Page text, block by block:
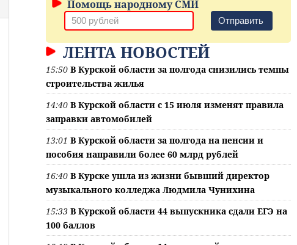
Помощь народному СМИ
Отправить
ЛЕНТА НОВОСТЕЙ
15:50 В Курской области за полгода снизились темпы
строительства жилья
14:40 В Курской области с 15 июля изменят правила
заправки автомобилей
13:01 В Курской области за полгода на пенсии и
пособия направили более 60 млрд рублей
16:40 В Курске ушла из жизни бывший директор
музыкального колледжа Людмила Чунихина
15:33 В Курской области 44 выпускника сдали ЕГЭ на
100 баллов